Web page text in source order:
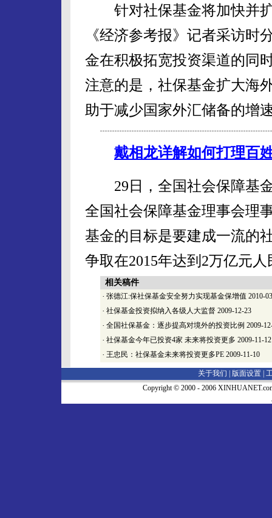
针对社保基金将加快并扩
《经济参考报》记者采访时
金在积极拓宽投资渠道的同
注意的是，社保基金扩大海
助于减少国家外汇储备的增
戴相龙详解如何打理百
29日，全国社会保障基金
全国社会保障基金理事会理
基金的目标是要建成一流的
争取在2015年达到2万亿元人
相关稿件
· 张德江:保社保基金安全努力实现基金保增值 2010-
· 社保基金投资拟纳入各级人大监督 2009-12-23
· 全国社保基金：逐步提高对境外的投资比例 2009-
· 社保基金今年已投资4家 未来将投资更多 2009-11-12
· 王忠民：社保基金未来将投资更多PE 2009-11-10
关于我们 | 版面设置
Copyright © 2000 - 2006